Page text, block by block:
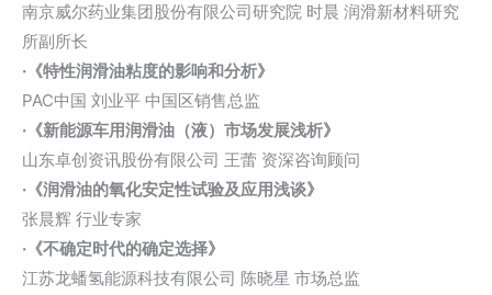
南京威尔药业集团股份有限公司研究院 时晨 润滑新材料研究
所副所长
·《特性润滑油粘度的影响和分析》
PAC中国 刘业平 中国区销售总监
·《新能源车用润滑油（液）市场发展浅析》
山东卓创资讯股份有限公司 王蕾 资深咨询顾问
·《润滑油的氧化安定性试验及应用浅谈》
张晨辉 行业专家
·《不确定时代的确定选择》
江苏龙蟠氢能源科技有限公司 陈晓星 市场总监